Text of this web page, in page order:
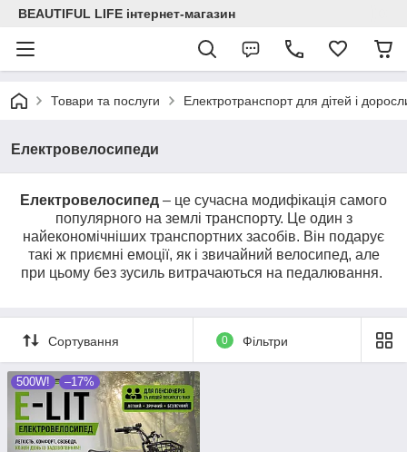
BEAUTIFUL LIFE інтернет-магазин
Товари та послуги Електротранспорт для дітей і
Електровелосипеди
Електровелосипед – це сучасна модифікація самого
популярного на землі транспорту. Це один з
найекономічніших транспортних засобів. Він подарує
такі ж приємні емоції, як і звичайний велосипед, але
при цьому без зусиль витрачаються на педалювання.
Сортування 0 Фільтри
500W! –17%